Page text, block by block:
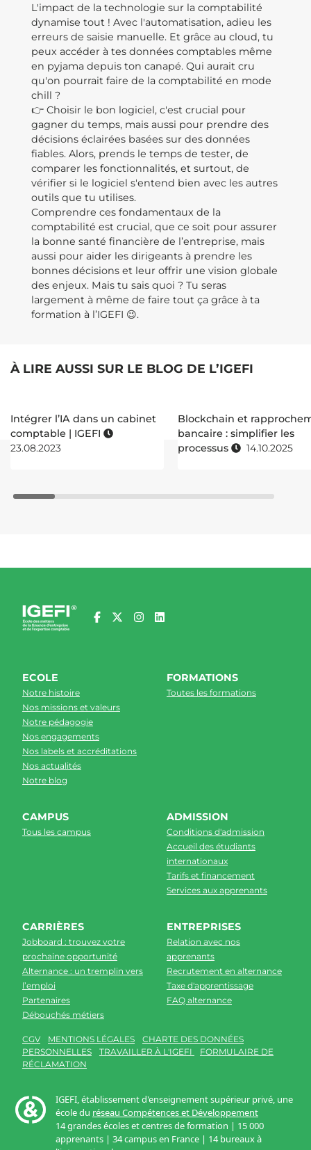
L'impact de la technologie sur la comptabilité
dynamise tout ! Avec l'automatisation, adieu les
erreurs de saisie manuelle. Et grâce au cloud, tu
peux accéder à tes données comptables même
en pyjama depuis ton canapé. Qui aurait cru
qu'on pourrait faire de la comptabilité en mode
chill ?
👉 Choisir le bon logiciel, c'est crucial pour
gagner du temps, mais aussi pour prendre des
décisions éclairées basées sur des données
fiables. Alors, prends le temps de tester, de
comparer les fonctionnalités, et surtout, de
vérifier si le logiciel s'entend bien avec les autres
outils que tu utilises.
Comprendre ces fondamentaux de la
comptabilité est crucial, que ce soit pour assurer
la bonne santé financière de l’entreprise, mais
aussi pour aider les dirigeants à prendre les
bonnes décisions et leur offrir une vision globale
des enjeux. Mais tu sais quoi ? Tu seras
largement à même de faire tout ça grâce à ta
formation à l’IGEFI 😉.
À LIRE AUSSI SUR LE BLOG DE L’IGEFI
Intégrer l’IA dans un cabinet
comptable | IGEFI
23.08.2023
Blockchain et
bancaire : simplifier les
processus
14.10.2025
ECOLE
Notre histoire
Nos missions et valeurs
Notre pédagogie
Nos engagements
Nos labels et accréditations
Nos actualités
Notre blog
FORMATIONS
Toutes les formations
CAMPUS
Tous les campus
ADMISSION
Conditions d'admission
Accueil des étudiants
internationaux
Tarifs et financement
Services aux apprenants
CARRIÈRES
Jobboard : trouvez votre
prochaine opportunité
Alternance : un tremplin vers
l’emploi
Partenaires
Débouchés métiers
ENTREPRISES
Relation avec nos
apprenants
Recrutement en alternance
Taxe d'apprentissage
FAQ alternance
CGV MENTIONS LÉGALES
CHARTE DES DONNÉES
PERSONNELLES
TRAVAILLER À L'IGEFI
FORMULAIRE DE
RÉCLAMATION